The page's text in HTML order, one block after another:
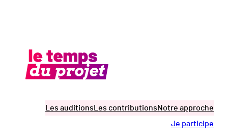
Les auditionsLes contributionsNotre approche
Je participe